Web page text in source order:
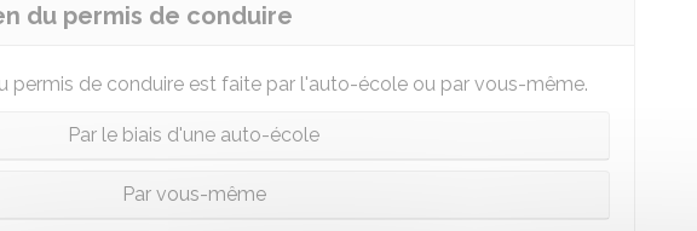
du permis de conduire
permis de conduire est faite par l'auto-école ou par vous-même.
Par le biais d'une auto-école
Par vous-même